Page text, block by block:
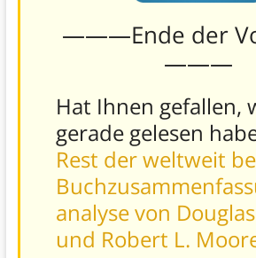
———Ende der
———
Hat Ihnen gefallen,
gerade gelesen
Rest der weltweit
analyse von
und Robert L.